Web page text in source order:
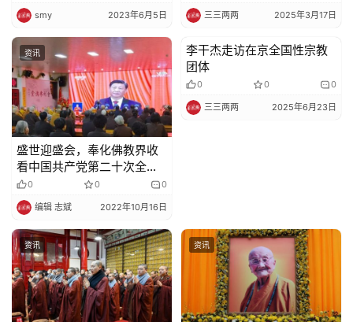
smy 2023年6月5日 三三两两 2025年3月17日
资讯
盛世迎盛会，奉化佛教界收
看中国共产党第二十次全国
代表大会直播
0 0 0
编辑 志斌 2022年10月16日
资讯
李干杰走访在京全国性宗教
团体
0 0 0
三三两两 2025年6月23日
资讯 资讯